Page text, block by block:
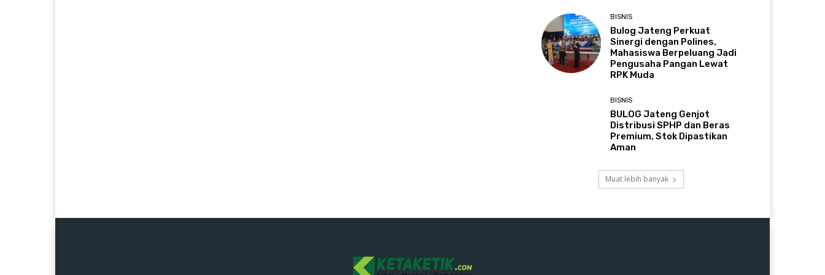
BISNIS
Bulog Jateng Perkuat
Sinergi dengan Polines,
Mahasiswa Berpeluang Jadi
Pengusaha Pangan Lewat
RPK Muda
BISNIS
BULOG Jateng Genjot
Distribusi SPHP dan Beras
Premium, Stok Dipastikan
Aman
Muat lebih banyak